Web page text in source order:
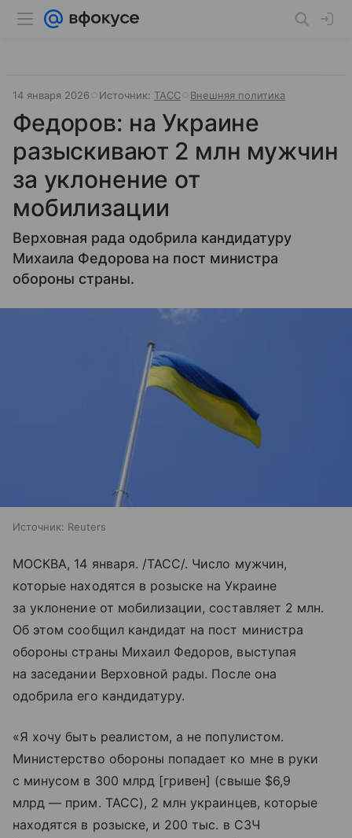
14 января 2026 Источник: ТАСС Внешняя политика
Федоров: на Украине
разыскивают 2 млн мужчин
за уклонение от
мобилизации
Верховная рада одобрила кандидатуру
Михаила Федорова на пост министра
обороны страны.
Источник: Reuters
МОСКВА, 14 января. /ТАСС/. Число мужчин,
которые находятся в розыске на Украине
за уклонение от мобилизации, составляет 2 млн.
Об этом сообщил кандидат на пост министра
обороны страны Михаил Федоров, выступая
на заседании Верховной рады. После она
одобрила его кандидатуру.
«Я хочу быть реалистом, а не популистом.
Министерство обороны попадает ко мне в руки
с минусом в 300 млрд [гривен] (свыше $6,9
млрд — прим. ТАСС), 2 млн украинцев, которые
находятся в розыске, и 200 тыс. в СЗЧ